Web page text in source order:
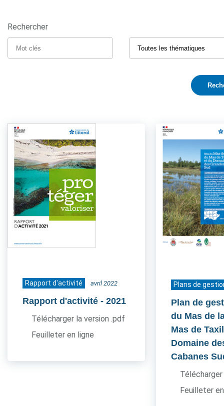
Rechercher
Rapport d'activité avril 2022
Rapport d'activité - 2021
Télécharger la version .pdf
Feuilleter en ligne
Plans de
Plan de
du Mas de
Mas de
Domaine
Cabanes
Feuilleter